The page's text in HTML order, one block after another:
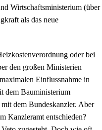
Wirtschaftsministerium (über
als das neue
oder bei
den großen Ministerien
Einflussnahme in
dem Bauministerium
dem Bundeskanzler. Aber
Kanzleramt entschieden?